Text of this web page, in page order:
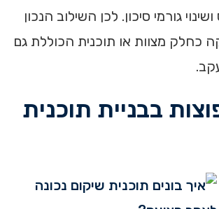
גורמי סיכון. לכן השילוב הנכון
כחלק מצוות או תוכנית הכוללת גם
בבניית תוכנית